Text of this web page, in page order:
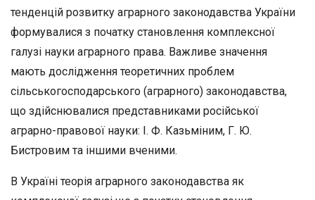
тенденцій розвитку аграрного законодавства України
формувалися з початку становлення комплексної
галузі науки аграрного права. Важливе значення
мають дослідження теоретичних проблем
сільськогоспо­дарського (аграрного) законодавства,
що здійснювалися пред­ставниками російської
аграрно-правової науки: І. Ф. Казьміним, Г. Ю.
Бистровим та іншими вченими.
В Україні теорія аграрного законодавства як